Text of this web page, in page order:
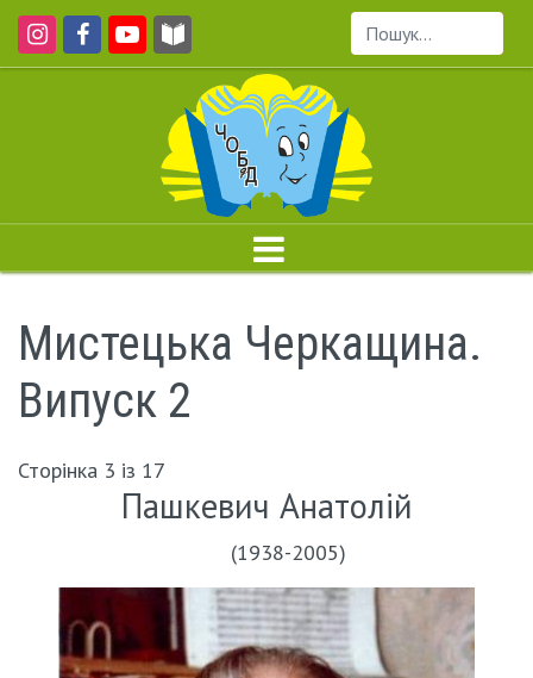
Пошук...
Мистецька Черкащина.
Випуск 2
Сторінка 3 із 17
Пашкевич Анатолій
(1938-2005)